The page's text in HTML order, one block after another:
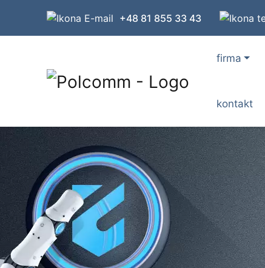
+48 81 855 33 43
firma
kontakt